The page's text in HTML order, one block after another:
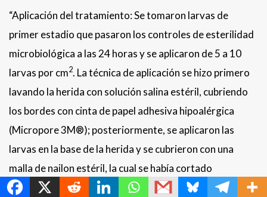
“Aplicación del tratamiento: Se tomaron larvas de
primer estadio que pasaron los controles de esterilidad
microbiológica a las 24 horas y se aplicaron de 5 a 10
larvas por cm2. La técnica de aplicación se hizo primero
lavando la herida con solución salina estéril, cubriendo
los bordes con cinta de papel adhesiva hipoalérgica
(Micropore 3M®); posteriormente, se aplicaron las
larvas en la base de la herida y se cubrieron con una
malla de nailon estéril, la cual se había cortado
previamente según la forma de la herida, y se pegó a la
MetroChat